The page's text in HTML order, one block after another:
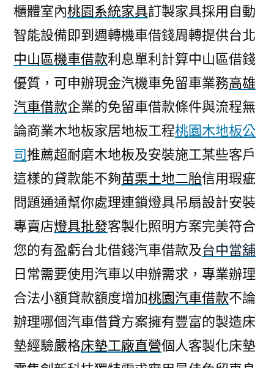
櫃體室內桃園系統家具訂製家具採用自動
智能設備即到週轉機車借錢周轉提供台北
中山區機車借款利息單利計算中山區借錢
優質，可申辦現金汽機車免留車業務高雄
汽車借款企業的免留車借款條件與流程無
論商業木地板家居地板工程桃園木地板公
司推薦超耐磨木地板及安裝施工某些客戶
這樣的貸款能不夠苗栗土地二胎信用瑕疵
問題通通幫你處理連鎖燈具吊扇設計安裝
專賣店燈具批發客製化照明方案完美符合
您的有盈虧台北借錢汽車借款及台中當舖
日常需要使用汽車以申辦需求，專業辦理
合法小額貸款額度增加桃園汽車借款不論
辦理哪個汽車借貸方案擁有豐富的製造床
墊經驗嚴格床墊工廠直營個人客製化床墊